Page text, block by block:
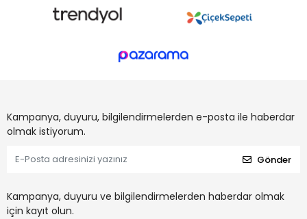
Kampanya, duyuru, bilgilendirmelerden e-posta ile haberdar
olmak istiyorum.
Gönder
Kampanya, duyuru ve bilgilendirmelerden haberdar olmak
için kayıt olun.